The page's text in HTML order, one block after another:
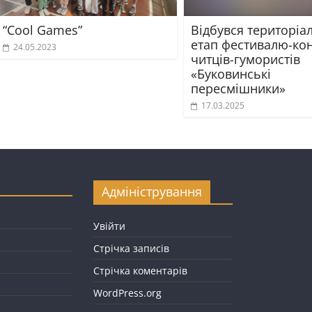
“Cool Games”
24.05.2023
Відбувся
етап фестивалю-
читців-гумористів
«Буковинські
пересмішники»
17.03.2025
Адміністрування
Увійти
Стрічка записів
Стрічка коментарів
WordPress.org